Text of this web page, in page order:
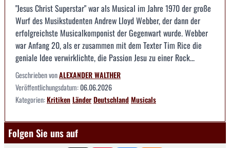
"Jesus Christ Superstar" war als Musical im Jahre 1970 der große
Wurf des Musikstudenten Andrew Lloyd Webber, der dann der
erfolgreichste Musicalkomponist der Gegenwart wurde. Webber
war Anfang 20, als er zusammen mit dem Texter Tim Rice die
geniale Idee verwirklichte, die Passion Jesu zu einer Rock...
Geschrieben vonALEXANDER WALTHER
Veröffentlichungsdatum:06.06.2026
Kategorien:KritikenLänderDeutschlandMusicals
Folgen Sie uns auf